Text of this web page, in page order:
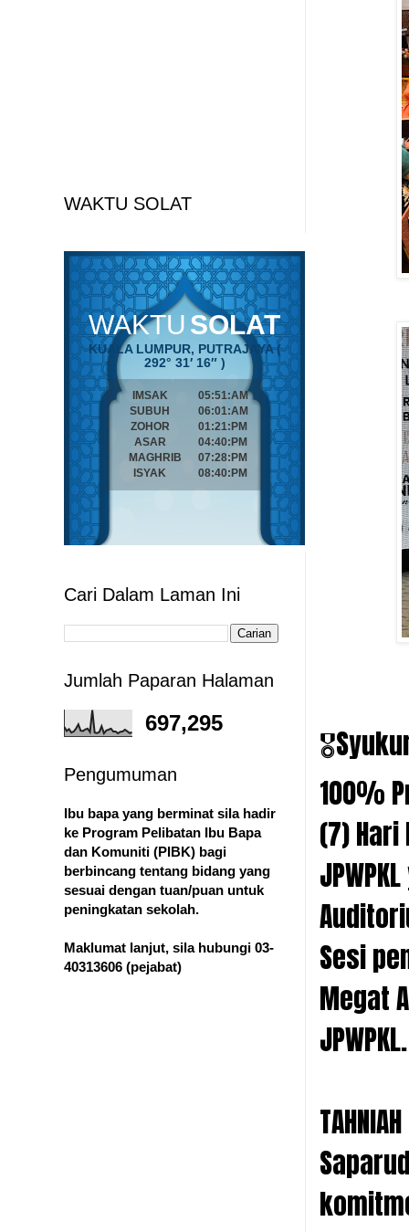
100%
(7)
Sesi
Megat
JPWPKL.
WAKTU SOLAT
Cari Dalam Laman Ini
Jumlah Paparan Halaman
697,295
Pengumuman
Ibu bapa yang berminat sila hadir
ke Program Pelibatan Ibu Bapa
dan Komuniti (PIBK) bagi
berbincang tentang bidang yang
sesuai dengan tuan/puan untuk
peningkatan sekolah.
Maklumat lanjut, sila hubungi 03-
40313606 (pejabat)